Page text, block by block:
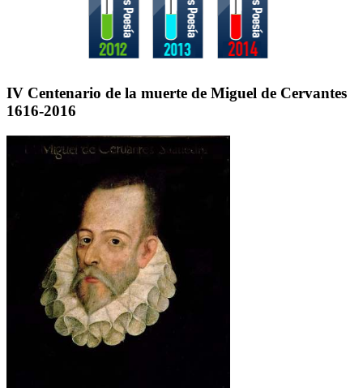
IV Centenario de la muerte de Miguel de Cervantes
1616-2016